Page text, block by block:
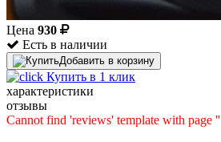
Цена 930
Есть в наличии
Добавить в корзину
Купить в 1 клик
характеристики
отзывы
Cannot find 'reviews' template with page ''